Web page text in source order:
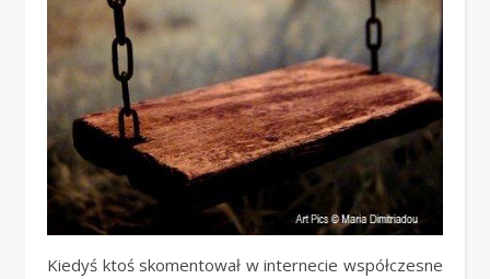
Kiedyś ktoś skomentował w internecie współczesne